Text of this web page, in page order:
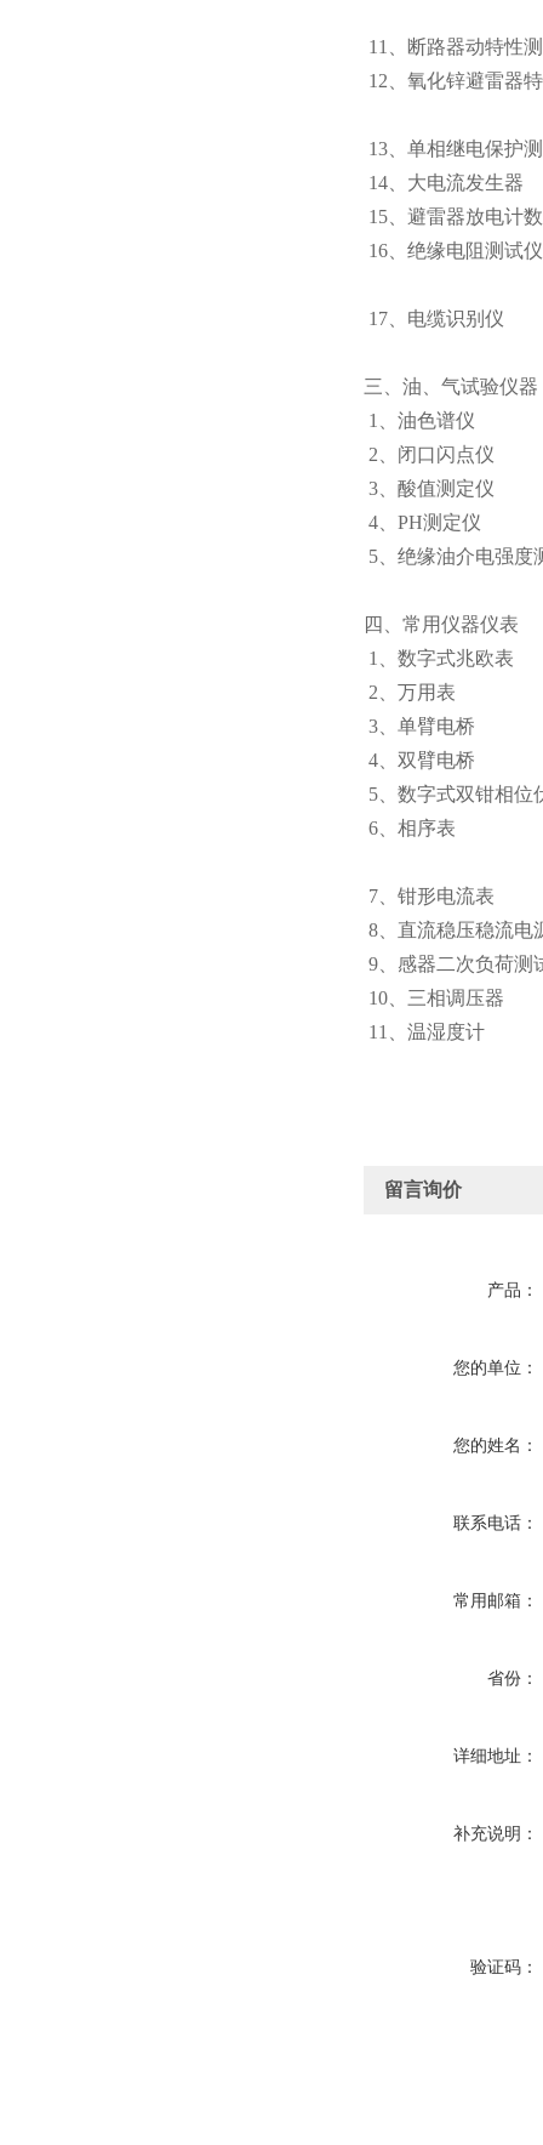
11、断路器动
12、氧化锌避雷
13、单相继电
14、大电流
15、避雷器放
16、绝缘电阻
17、电缆
三、油、气试验仪器
1、油色谱
2、闭口闪
3、酸值测
4、PH测定
5、绝缘油介电
四、常用仪器仪表
1、数字式
2、万用
3、单臂
4、双臂
5、数字式双
6、相序表
7、钳形
8、直流稳压
9、感器二次
10、三相调
11、温
留言询价
产品：
您的单位：
您的姓名：
联系电话：
常用邮箱：
省份：
详细地址：
补充说明：
验证码：